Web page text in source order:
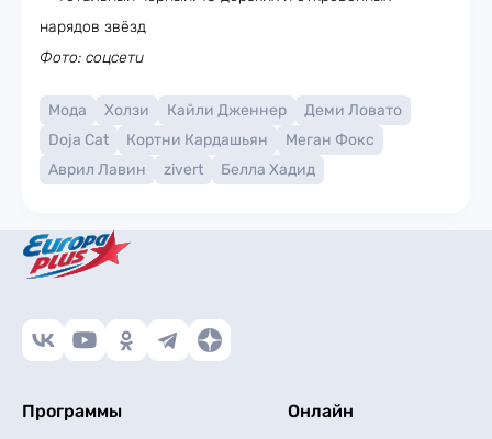
Фото: соцсети
Мода Холзи Кайли Дженнер
Деми Ловато
Doja Cat
Кортни Кардашьян
Меган Фокс
Аврил Лавин
zivert Белла Хадид
Программы Онлайн